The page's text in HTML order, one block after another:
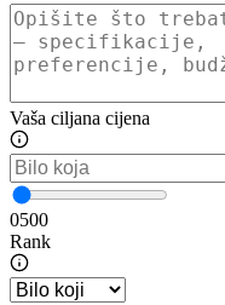
Vaša ciljana cijena
0500
Rank